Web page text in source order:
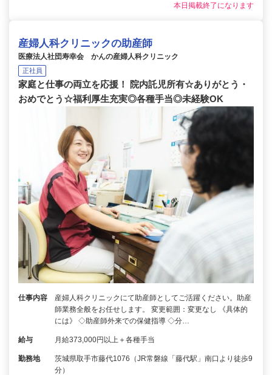
本日掲載終了になります
産婦人科クリニックの助産師
医療法人社団寿幸会 かんの産婦人科クリニック
正社員
家庭と仕事の両立を応援！ 院内託児所有☆ありがとう・
おめでとう☆福利厚生充実◎各種手当◎未経験OK
仕事内容
産婦人科クリニックにて助産師としてご活躍ください。助産
師業務全般をお任せします。 変更範囲：変更なし 《具体的
には》 ◇助産師外来での保健指導 ◇分…
給与 月給373,000円以上＋各種手当
勤務地
茨城県取手市藤代1076（JR常磐線「藤代駅」南口より徒歩9
分）